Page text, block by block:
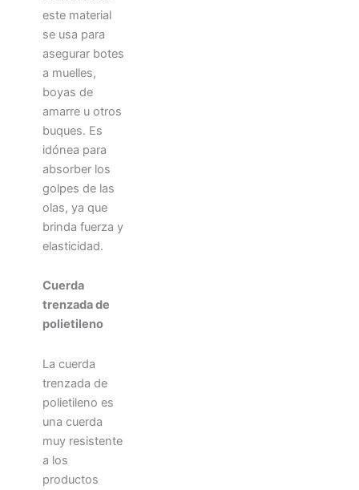
este material
se usa para
asegurar botes
a muelles,
boyas de
amarre u otros
buques. Es
idónea para
absorber los
golpes de las
olas, ya que
brinda fuerza y
​​elasticidad.
Cuerda
trenzada de
polietileno
La cuerda
trenzada de
polietileno es
una cuerda
muy resistente
a los
productos